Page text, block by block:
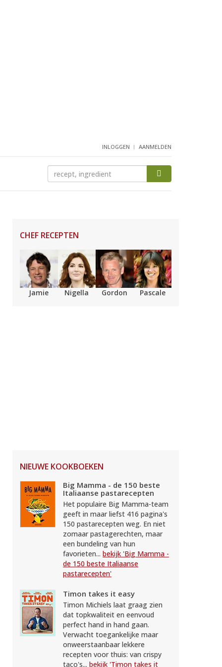
INLOGGEN AANMELDEN
CHEF RECEPTEN
Jamie Nigella Gordon Pascale
NIEUWE KOOKBOEKEN
Big Mamma - de 150 beste
Italiaanse pastarecepten
Het populaire Big Mamma-team
geeft in maar liefst 416 pagina's
150 pastarecepten weg. En niet
zomaar pastagerechten, maar
een bundeling van hun
favorieten... bekijk 'Big Mamma -
de 150 beste Italiaanse
pastarecepten'
Timon takes it easy
Timon Michiels laat graag zien
dat topkwaliteit en eenvoud
perfect hand in hand gaan.
Verwacht toegankelijke maar
onweerstaanbaar lekkere
recepten voor thuis: van crispy
taco's... bekijk 'Timon takes it